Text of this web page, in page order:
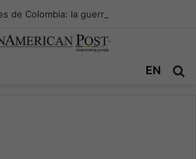
EN